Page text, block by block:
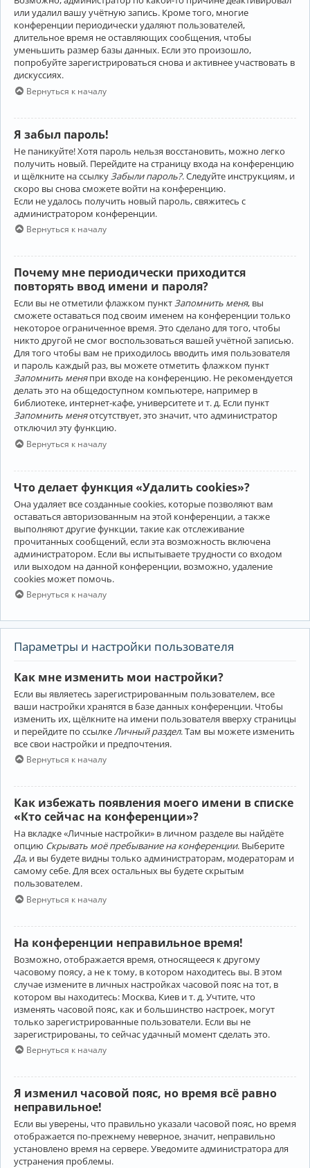
или удалил вашу учётную запись. Кроме того, многие
конференции периодически удаляют пользователей,
длительное время не оставляющих сообщения, чтобы
уменьшить размер базы данных. Если это произошло,
попробуйте зарегистрироваться снова и активнее участвовать в
дискуссиях.
Вернуться к началу
Я забыл пароль!
Не паникуйте! Хотя пароль нельзя восстановить, можно легко
получить новый. Перейдите на страницу входа на конференцию
и щёлкните на ссылку Забыли пароль?. Следуйте инструкциям, и
скоро вы снова сможете войти на конференцию.
Если не удалось получить новый пароль, свяжитесь с
администратором конференции.
Вернуться к началу
Почему мне периодически приходится
повторять ввод имени и пароля?
Если вы не отметили флажком пунктЗапомнить меня, вы
сможете оставаться под своим именем на конференции только
некоторое ограниченное время. Это сделано для того, чтобы
никто другой не смог воспользоваться вашей учётной записью.
Для того чтобы вам не приходилось вводить имя пользователя
и пароль каждый раз, вы можете отметить флажком пункт
Запомнить меняпри входе на конференцию. Не рекомендуется
делать это на общедоступном компьютере, например в
библиотеке, интернет-кафе, университете и т. д. Если пункт
Запомнить меняотсутствует, это значит, что администратор
отключил эту функцию.
Вернуться к началу
Что делает функция «Удалить cookies»?
Она удаляет все созданные cookies, которые позволяют вам
оставаться авторизованным на этой конференции, а также
выполняют другие функции, такие как отслеживание
прочитанных сообщений, если эта возможность включена
администратором. Если вы испытываете трудности со входом
или выходом на данной конференции, возможно, удаление
cookies может помочь.
Вернуться к началу
Параметры и настройки пользователя
Как мне изменить мои настройки?
Если вы являетесь зарегистрированным пользователем, все
ваши настройки хранятся в базе данных конференции. Чтобы
изменить их, щёлкните на имени пользователя вверху страницы
и перейдите по ссылке Личный раздел. Там вы можете изменить
все свои настройки и предпочтения.
Вернуться к началу
Как избежать появления моего имени в списке
«Кто сейчас на конференции»?
На вкладке «Личные настройки» в личном разделе вы найдёте
опцию Скрывать моё пребывание на конференции. Выберите
Да, и вы будете видны только администраторам, модераторам и
самому себе. Для всех остальных вы будете скрытым
пользователем.
Вернуться к началу
На конференции неправильное время!
Возможно, отображается время, относящееся к другому
часовому поясу, а не к тому, в котором находитесь вы. В этом
случае измените в личных настройках часовой пояс на тот, в
котором вы находитесь: Москва, Киев и т. д. Учтите, что
изменять часовой пояс, как и большинство настроек, могут
только зарегистрированные пользователи. Если вы не
зарегистрированы, то сейчас удачный момент сделать это.
Вернуться к началу
Я изменил часовой пояс, но время всё равно
неправильное!
Если вы уверены, что правильно указали часовой пояс, но время
отображается по-прежнему неверное, значит, неправильно
установлено время на сервере. Уведомите администратора для
устранения проблемы.